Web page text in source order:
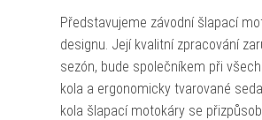
Představujeme závodní šlapací
designu. Její kvalitní zpracování
sezón, bude společníkem při
kola a ergonomicky tvarované
kola šlapací motokáry se